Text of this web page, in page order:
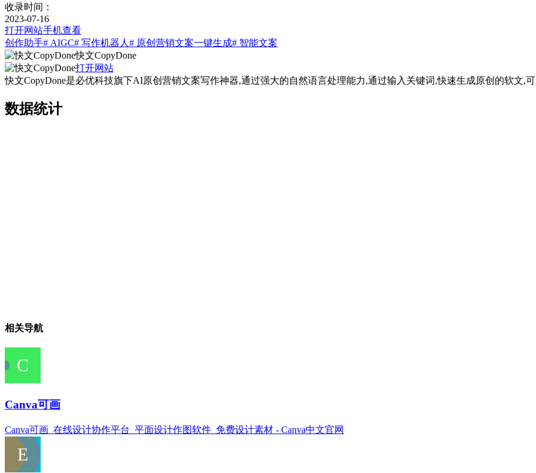
收录时间：
2023-07-16
打开网站手机查看
创作助手# AIGC# 写作机器人 # 原创营销文案一键生成# 智能文案
快文CopyDone
打开网站
快文CopyDone是必优科技旗下AI原创营销文案写作神器,通过强大的自然语言处理能力,通过输入关键词,快速生成原创的软文,
数据统计
相关导航
Canva可画
Canva可画_在线设计协作平台_平面设计作图软件_免费设计素材 - Canva中文官网